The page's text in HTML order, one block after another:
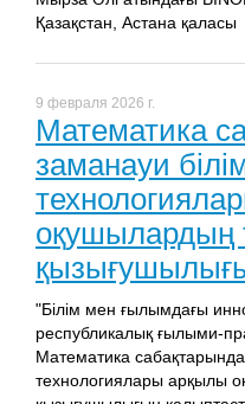
Қазақстан, Астана қаласы
9 февраля 2026 г.
Математика
заманауи
оқушылардың
"Білім мен ғылымдағы
республикалық ғылыми-
Математика
технологиялары арқылы